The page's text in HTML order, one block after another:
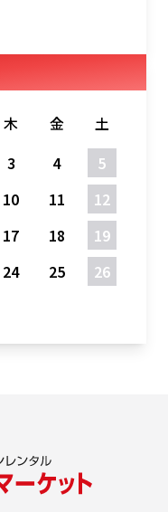
木 金
土
3 4
5
10 11
12
17 18
19
24 25
26